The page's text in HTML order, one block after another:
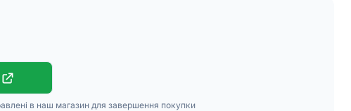
в наш магазин для завершення покупки